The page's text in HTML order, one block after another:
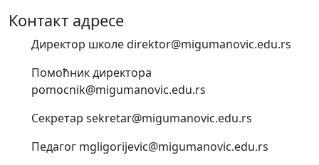
Контакт адресе
Директор школе direktor@migumanovic.edu.rs
Помоћник директора
pomocnik@migumanovic.edu.rs
Секретар sekretar@migumanovic.edu.rs
Педагог mgligorijevic@migumanovic.edu.rs